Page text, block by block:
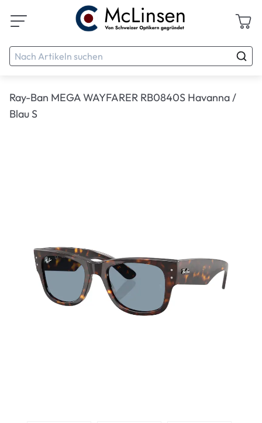
Ray-Ban MEGA WAYFARER RB0840S Havanna /
Blau S